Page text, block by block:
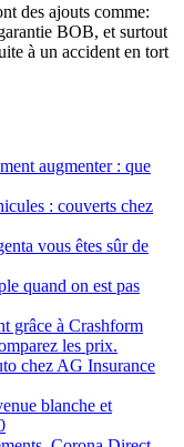
des ajouts comme:
BOB, et surtout
à un accident en tort
augmenter : que
: couverts chez
vous êtes sûr de
quand on est pas
grâce à Crashform
les prix.
chez AG Insurance
blanche et